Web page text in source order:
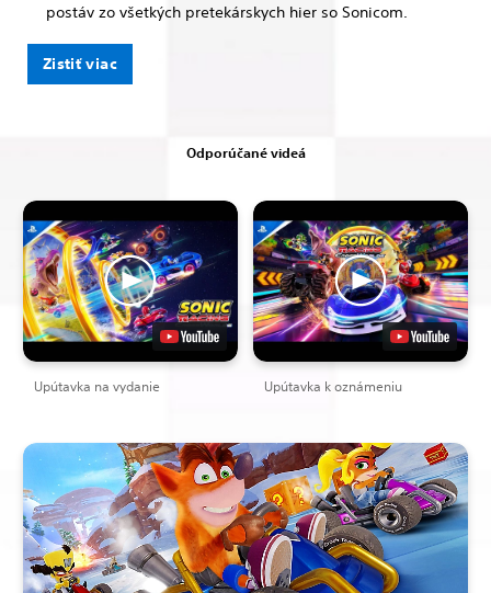
postáv zo všetkých pretekárskych hier so Sonicom.
Zistiť viac
Odporúčané videá
Upútavka na vydanie Upútavka k oznámeniu